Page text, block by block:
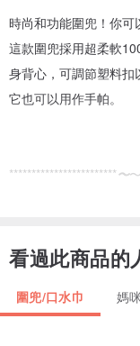
時尚和功能圍兜！你可
這款圍兜採用超柔軟
身背心，可調節塑料扣
它也可以用作手帕。
************************〜〜
什麼是DOUBLE
紗布是一種柔軟，純
看過此商品的
圍兜/口水巾 媽